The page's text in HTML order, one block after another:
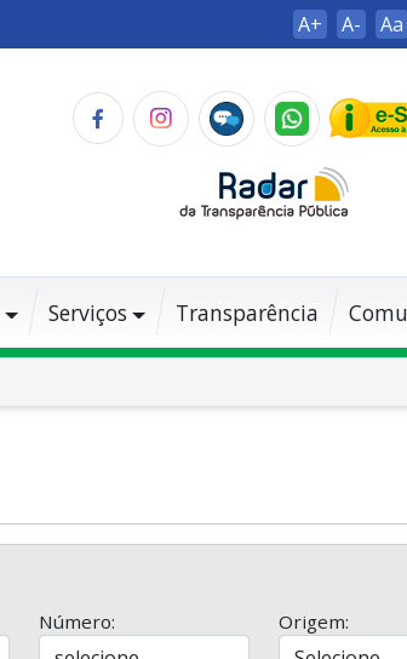
A+ A- Aa
Serviços Transparência
Número: Origem: